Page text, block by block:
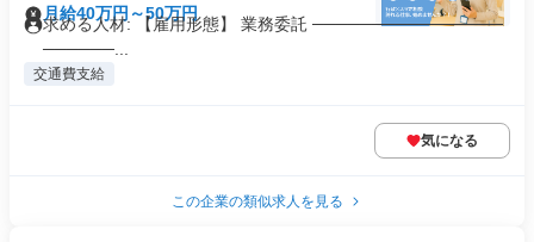
月給40万円～50万円
求める人材: 【雇用形態】 業務委託 ────────────────
──────...
交通費支給
気になる
この企業の類似求人を見る